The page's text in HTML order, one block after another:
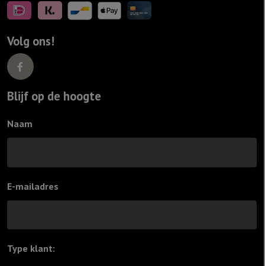
Volg ons!
Blijf op de hoogte
Naam
E-mailadres
Type klant: